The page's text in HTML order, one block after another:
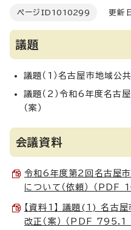
ページID 1010299 更新
議題
議題（1）名古屋市地域公
議題（2）令和6年度名古
（案）
会議資料
令和6年度第2回名古屋
について（依頼） （PDF
【資料1】 議題(1) 名古
改正（案） （PDF 795.1